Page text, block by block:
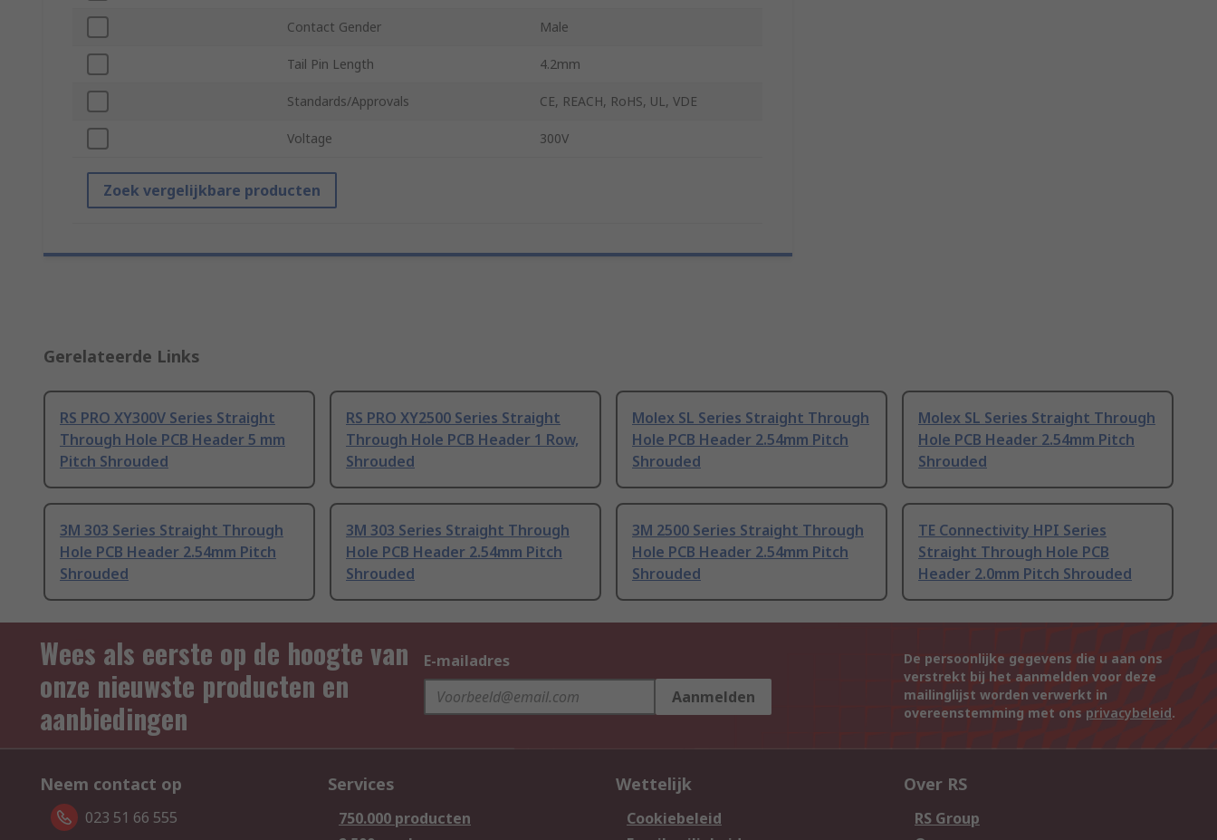
Contact Gender Male
Tail Pin Length 4.2mm
Standards/Approvals CE, REACH, RoHS, UL, VDE
Voltage 300V
Zoek vergelijkbare producten
Gerelateerde Links
RS PRO XY300V Series Straight
Through Hole PCB Header 5 mm
Pitch Shrouded
RS PRO XY2500 Series Straight
Through Hole PCB Header 1 Row,
Shrouded
Molex SL Series Straight Through
Hole PCB Header 2.54mm Pitch
Shrouded
Molex SL Series Straight Through
Hole PCB Header 2.54mm Pitch
Shrouded
3M 303 Series Straight Through
Hole PCB Header 2.54mm Pitch
Shrouded
3M 303 Series Straight Through
Hole PCB Header 2.54mm Pitch
Shrouded
3M 2500 Series Straight Through
Hole PCB Header 2.54mm Pitch
Shrouded
TE Connectivity HPI Series
Straight Through Hole PCB
Header 2.0mm Pitch Shrouded
Wees als eerste op de hoogte van
onze nieuwste producten en
aanbiedingen
E-mailadres
Aanmelden
De persoonlijke gegevens die u aan ons
verstrekt bij het aanmelden voor deze
mailinglijst worden verwerkt in
overeenstemming met ons privacybeleid.
Neem contact op
023 51 66 555
Services
750.000 producten
Wettelijk
Cookiebeleid
Over RS
RS Group